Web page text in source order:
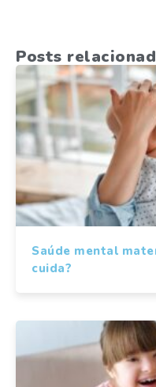
Posts
Saúde mental
cuida?